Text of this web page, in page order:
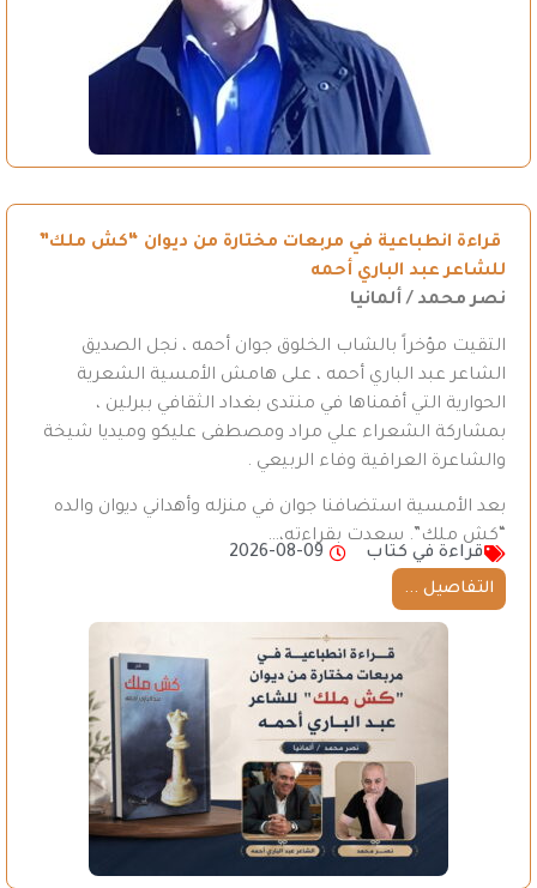
قراءة انطباعية في مربعات مختارة من ديوان “كش ملك”
للشاعر عبد الباري أحمه
نصر محمد / ألمانيا
التقيت مؤخراً بالشاب الخلوق جوان أحمه ، نجل الصديق
الشاعر عبد الباري أحمه ، على هامش الأمسية الشعرية
الحوارية التي أقمناها في منتدى بغداد الثقافي ببرلين ،
بمشاركة الشعراء علي مراد ومصطفى عليكو وميديا شيخة
والشاعرة العراقية وفاء الربيعي .
بعد الأمسية استضافنا جوان في منزله وأهداني ديوان والده
“كش ملك”. سعدت بقراءته،…
قراءة في كتاب
2026-08-09
التفاصيل ...